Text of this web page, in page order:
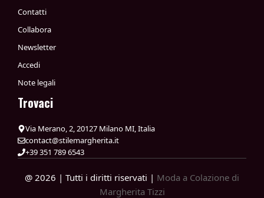
Contatti
Collabora
Newsletter
Accedi
Note legali
Trovaci
Via Merano, 2, 20127 Milano MI, Italia
contact@stilemargherita.it
+39 351 789 6543
@ 2026 | Tutti i diritti riservati | Moda a Colazione di
Margherita Tizzi